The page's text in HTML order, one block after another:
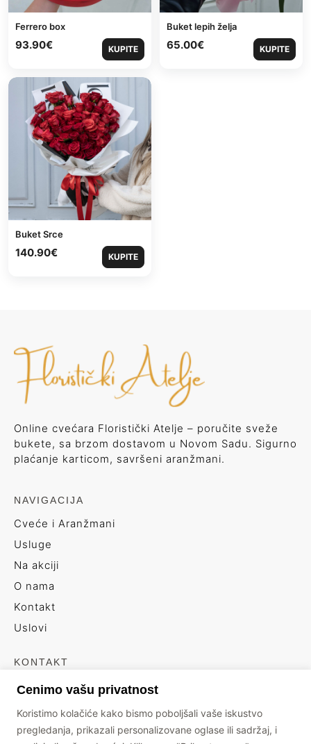
Ferrero box
93.90€ KUPITE
Buket lepih želja
65.00€ KUPITE
Buket Srce
140.90€ KUPITE
Online cvećara Floristički Atelje – poručite sveže
bukete, sa brzom dostavom u Novom Sadu. Sigurno
plaćanje karticom, savršeni aranžmani.
NAVIGACIJA
Cveće i Aranžmani
Usluge
Na akciji
O nama
Kontakt
Uslovi
KONTAKT
+381 66 6439496
info@floristickiatelje.rs
Branimira Ćosića 17
Cenimo vašu privatnost
Koristimo kolačiće kako bismo poboljšali vaše iskustvo
pregledanja, prikazali personalizovane oglase ili sadržaj, i